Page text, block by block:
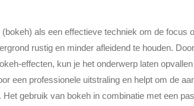
als een effectieve techniek om de focus
rustig en minder afleidend te houden.
effecten, kun je het onderwerp laten
een professionele uitstraling en helpt om de
Het gebruik van bokeh in combinatie met een